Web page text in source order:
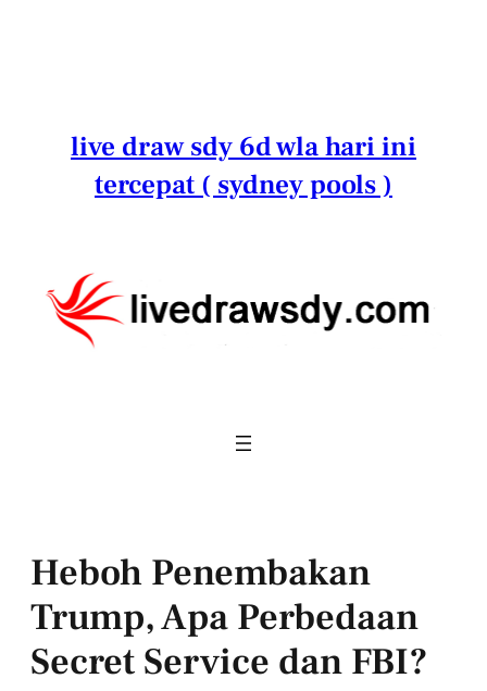
live draw sdy 6d wla hari ini
tercepat ( sydney pools )
Heboh Penembakan
Trump, Apa Perbedaan
Secret Service dan FBI?